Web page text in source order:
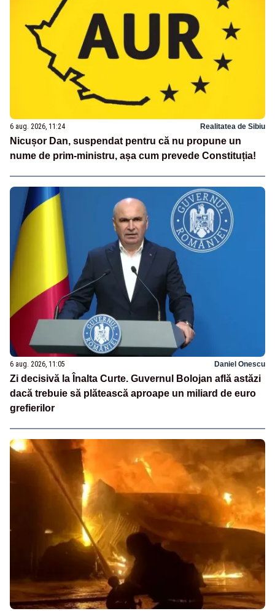
6 aug. 2026, 11:24 Realitatea de Sibiu
Nicușor Dan, suspendat pentru că nu propune un
nume de prim-ministru, așa cum prevede Constituția!
6 aug. 2026, 11:05 Daniel Onescu
Zi decisivă la Înalta Curte. Guvernul Bolojan află astăzi
dacă trebuie să plătească aproape un miliard de euro
grefierilor